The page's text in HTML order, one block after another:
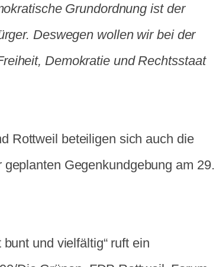
Grundordnung ist der
Deswegen wollen wir bei der
Demokratie und Rechtsstaat
Rottweil beteiligen sich auch die
Gegenkundgebung am 29.
und vielfältig“ ruft ein